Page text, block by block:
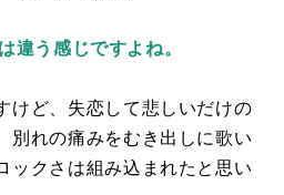
う感じですよね。
けど、失恋して悲しいだけの
別れの痛みをむき出しに歌い
ックさは組み込まれたと思い